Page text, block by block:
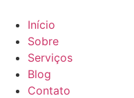
para
conteúdo
Início
Sobre
Serviços
Blog
Contato